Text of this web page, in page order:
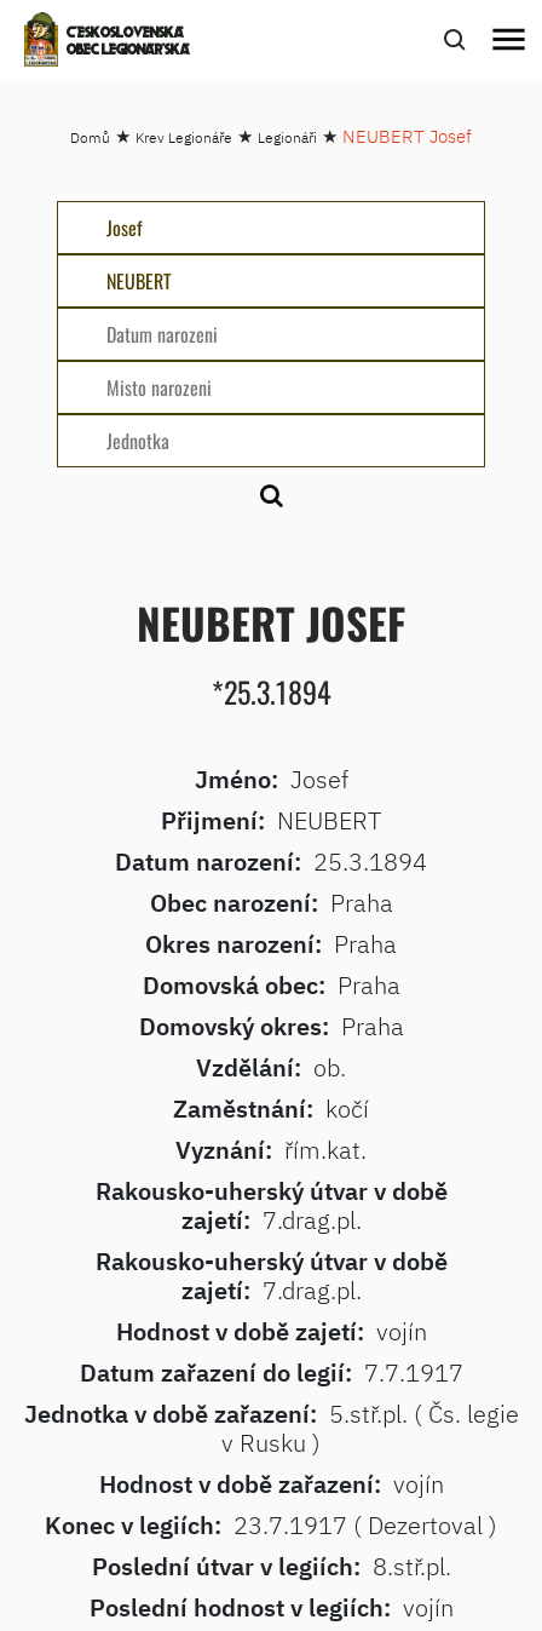
ČESKOSLOVENSKÁ
OBEC LEGIONÁŘSKÁ
menu
Domů ★ Krev Legionáře ★ Legionáři ★ NEUBERT Josef
NEUBERT JOSEF
*25.3.1894
Jméno: Josef
Přijmení: NEUBERT
Datum narození: 25.3.1894
Obec narození: Praha
Okres narození: Praha
Domovská obec: Praha
Domovský okres: Praha
Vzdělání: ob.
Zaměstnání: kočí
Vyznání: řím.kat.
Rakousko-uherský útvar v době
zajetí: 7.drag.pl.
Rakousko-uherský útvar v době
zajetí: 7.drag.pl.
Hodnost v době zajetí: vojín
Datum zařazení do legií: 7.7.1917
Jednotka v době zařazení: 5.stř.pl. ( Čs. legie
v Rusku )
Hodnost v době zařazení: vojín
Konec v legiích: 23.7.1917 ( Dezertoval )
Poslední útvar v legiích: 8.stř.pl.
Poslední hodnost v legiích: vojín